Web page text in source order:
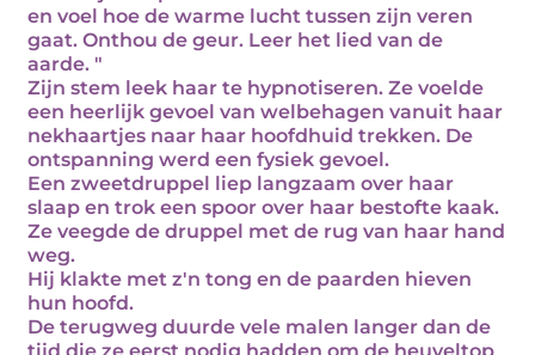
en voel hoe de warme lucht tussen zijn veren
gaat. Onthou de geur. Leer het lied van de
aarde. "
Zijn stem leek haar te hypnotiseren. Ze voelde
een heerlijk gevoel van welbehagen vanuit haar
nekhaartjes naar haar hoofdhuid trekken. De
ontspanning werd een fysiek gevoel.
Een zweetdruppel liep langzaam over haar
slaap en trok een spoor over haar bestofte kaak.
Ze veegde de druppel met de rug van haar hand
weg.
Hij klakte met z'n tong en de paarden hieven
hun hoofd.
De terugweg duurde vele malen langer dan de